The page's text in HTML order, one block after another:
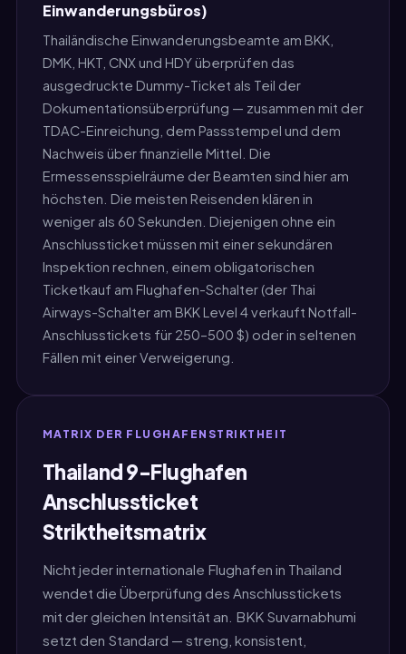
Einwanderungsbüros)
Thailändische Einwanderungsbeamte am BKK,
DMK, HKT, CNX und HDY überprüfen das
ausgedruckte Dummy-Ticket als Teil der
Dokumentationsüberprüfung — zusammen mit der
TDAC-Einreichung, dem Passstempel und dem
Nachweis über finanzielle Mittel. Die
Ermessensspielräume der Beamten sind hier am
höchsten. Die meisten Reisenden klären in
weniger als 60 Sekunden. Diejenigen ohne ein
Anschlussticket müssen mit einer sekundären
Inspektion rechnen, einem obligatorischen
Ticketkauf am Flughafen-Schalter (der Thai
Airways-Schalter am BKK Level 4 verkauft Notfall-
Anschlusstickets für 250–500 $) oder in seltenen
Fällen mit einer Verweigerung.
MATRIX DER FLUGHAFENSTRIKTHEIT
Thailand 9-Flughafen
Anschlussticket
Striktheitsmatrix
Nicht jeder internationale Flughafen in Thailand
wendet die Überprüfung des Anschlusstickets
mit der gleichen Intensität an. BKK Suvarnabhumi
setzt den Standard — streng, konsistent,